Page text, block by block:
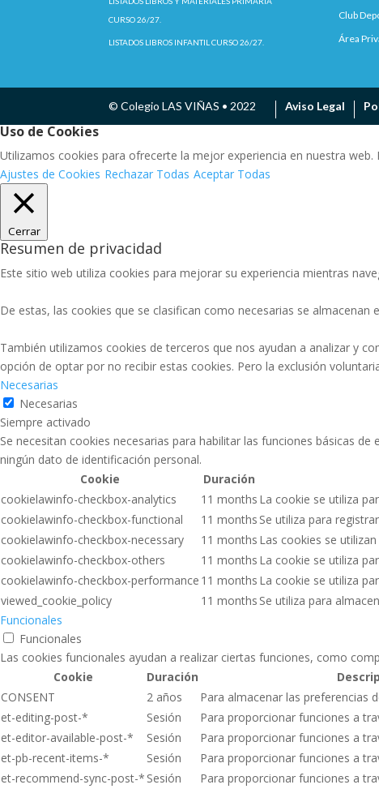
CURSO 26/27.
LISTADOS LIBROS INFANTIL CURSO 26/27.
Club
Área
© Colegio LAS VIÑAS • 2022 Aviso Legal
Uso de Cookies
Utilizamos cookies para ofrecerte la mejor experiencia en nuestra
Ajustes de Cookies Rechazar Todas Aceptar Todas
Cerrar
Resumen de privacidad
Este sitio web utiliza cookies para mejorar su experiencia mientras
De estas, las cookies que se clasifican como necesarias se
También utilizamos cookies de terceros que nos ayudan a analizar y
opción de optar por no recibir estas cookies. Pero la exclusión
Necesarias
Necesarias
Siempre activado
Se necesitan cookies necesarias para habilitar las funciones básicas
ningún dato de identificación personal.
Cookie
Duración
cookielawinfo-checkbox-analytics
11 months La cookie se utiliza
cookielawinfo-checkbox-functional
11 months Se utiliza para
cookielawinfo-checkbox-necessary
11 months Las cookies se
cookielawinfo-checkbox-others
11 months La cookie se utiliza
cookielawinfo-checkbox-performance 11 months La cookie se utiliza
viewed_cookie_policy
11 months Se utiliza para
Funcionales
Funcionales
Las cookies funcionales ayudan a realizar ciertas funciones, como
Cookie
Duración
CONSENT
2 años
Para almacenar las preferencias
et-editing-post-*
Sesión
Para proporcionar funciones a
et-editor-available-post-*
Sesión
Para proporcionar funciones a
et-pb-recent-items-*
Sesión
Para proporcionar funciones a
et-recommend-sync-post-* Sesión
Para proporcionar funciones a